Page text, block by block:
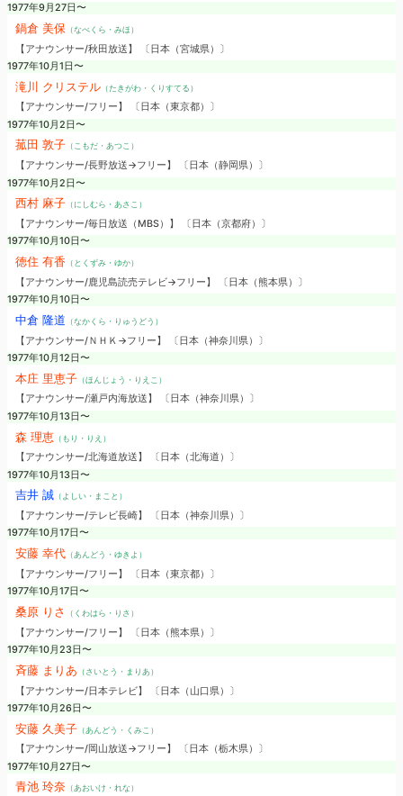
1977年9月27日〜
鍋倉 美保 （なべくら・みほ）
【アナウンサー/秋田放送】 〔日本（宮城県）〕
1977年10月1日〜
滝川 クリステル（たきがわ・くりすてる）
【アナウンサー/フリー】 〔日本（東京都）〕
1977年10月2日〜
菰田 敦子（こもだ・あつこ）
【アナウンサー/長野放送→フリー】 〔日本（静岡県）〕
1977年10月2日〜
西村 麻子（にしむら・あさこ）
【アナウンサー/毎日放送（MBS）】 〔日本（京都府）〕
1977年10月10日〜
徳住 有香 （とくずみ・ゆか）
【アナウンサー/鹿児島読売テレビ→フリー】 〔日本（熊本県）〕
1977年10月10日〜
中倉 隆道 （なかくら・りゅうどう）
【アナウンサー/ＮＨＫ→フリー】 〔日本（神奈川県）〕
1977年10月12日〜
本庄 里恵子（ほんじょう・りえこ）
【アナウンサー/瀬戸内海放送】 〔日本（神奈川県）〕
1977年10月13日〜
森 理恵 （もり・りえ）
【アナウンサー/北海道放送】 〔日本（北海道）〕
1977年10月13日〜
吉井 誠（よしい・まこと）
【アナウンサー/テレビ長崎】 〔日本（神奈川県）〕
1977年10月17日〜
安藤 幸代（あんどう・ゆきよ）
【アナウンサー/フリー】 〔日本（東京都）〕
1977年10月17日〜
桑原 りさ （くわはら・りさ）
【アナウンサー/フリー】 〔日本（熊本県）〕
1977年10月23日〜
斉藤 まりあ （さいとう・まりあ）
【アナウンサー/日本テレビ】 〔日本（山口県）〕
1977年10月26日〜
安藤 久美子（あんどう・くみこ）
【アナウンサー/岡山放送→フリー】 〔日本（栃木県）〕
1977年10月27日〜
青池 玲奈（あおいけ・れな）